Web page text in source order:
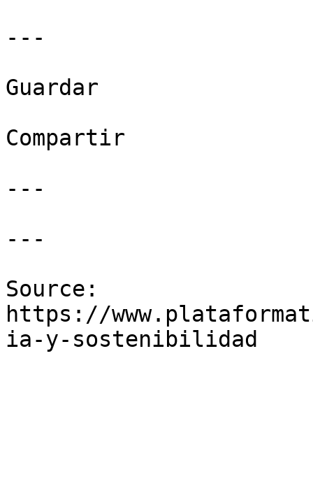
---
Guardar
Compartir
---
---
Source:
https://